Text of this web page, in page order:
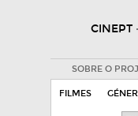
CINEPT
SOBRE O
FILMES